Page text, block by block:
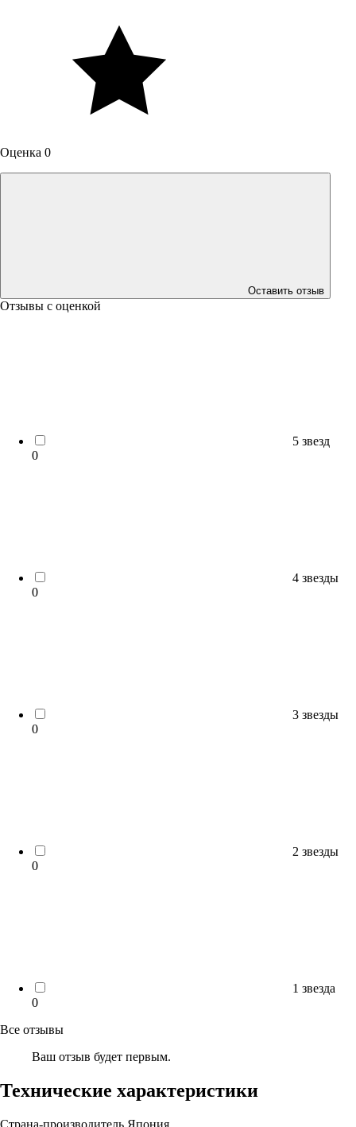
Оценка 0
Оставить отзыв
Отзывы с оценкой
5 звезд
0
4 звезды
0
3 звезды
0
2 звезды
0
1 звезда
0
Все отзывы
Ваш отзыв будет первым.
Технические характеристики